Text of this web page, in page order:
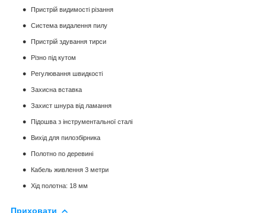
Пристрій видимості різання
Система видалення пилу
Пристрій здування тирси
Різно під кутом
Регулювання швидкості
Захисна вставка
Захист шнура від ламання
Підошва з інструментальної сталі
Вихід для пилозбірника
Полотно по деревині
Кабель живлення 3 метри
Хід полотна: 18 мм
Приховати